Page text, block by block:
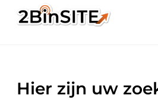
Hier zijn uw